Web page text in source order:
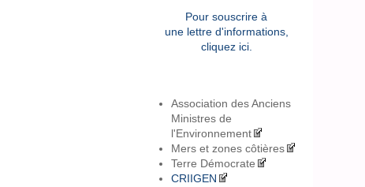
Pour souscrire à
une lettre d'informations,
cliquez ici.
Association des Anciens
Ministres de
l'Environnement
Mers et zones côtières
Terre Démocrate
CRIIGEN